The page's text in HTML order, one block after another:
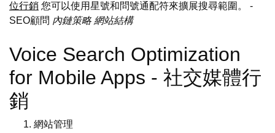
位行銷 您可以使用星號和問號通配符來擴展搜尋範圍。 -
SEO顧問 內鏈策略 網站結構
Voice Search Optimization
for Mobile Apps - 社交媒體行
銷
網站管理